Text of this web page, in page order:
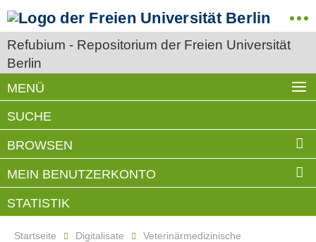
Refubium - Repositorium der Freien Universität
Berlin
MENÜ
SUCHE
BROWSEN
MEIN BENUTZERKONTO
STATISTIK
Startseite Digitalisate
Veterinärmedizinische